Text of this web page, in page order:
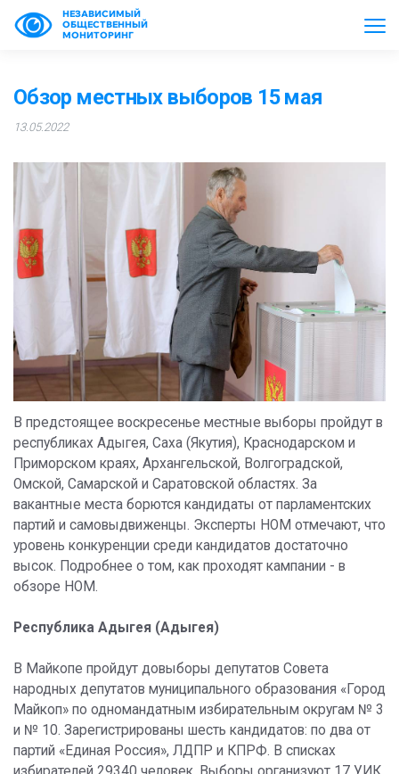
НЕЗАВИСИМЫЙ
ОБЩЕСТВЕННЫЙ
МОНИТОРИНГ
Обзор местных выборов 15 мая
13.05.2022
В предстоящее воскресенье местные выборы пройдут в
республиках Адыгея, Саха (Якутия), Краснодарском и
Приморском краях, Архангельской, Волгоградской,
Омской, Самарской и Саратовской областях. За
вакантные места борются кандидаты от парламентских
партий и самовыдвиженцы. Эксперты НОМ отмечают, что
уровень конкуренции среди кандидатов достаточно
высок. Подробнее о том, как проходят кампании - в
обзоре НОМ.
Республика Адыгея (Адыгея)
В Майкопе пройдут довыборы депутатов Совета
народных депутатов муниципального образования «Город
Майкоп» по одномандатным избирательным округам № 3
и № 10. Зарегистрированы шесть кандидатов: по два от
партий «Единая Россия», ЛДПР и КПРФ. В списках